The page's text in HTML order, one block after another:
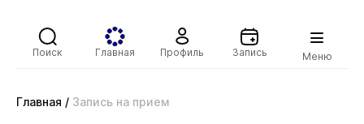
Поиск Главная Профиль Запись Меню
Главная / Запись на прием